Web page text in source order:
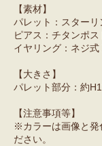
【素材】
パレット：スター
ピアス：チタンポ
イヤリング：ネジ
【大きさ】
パレット部分：約
【注意事項等】
※カラーは画像と発
ださい。